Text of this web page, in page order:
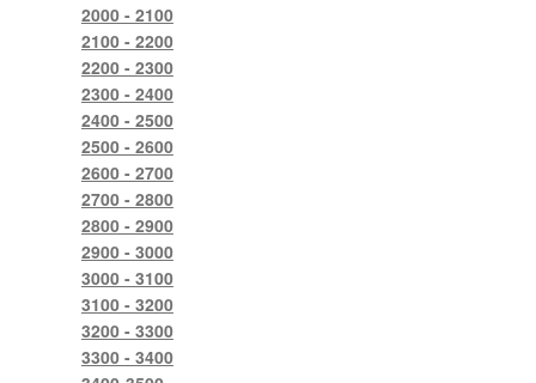
2000 - 2100
2100 - 2200
2200 - 2300
2300 - 2400
2400 - 2500
2500 - 2600
2600 - 2700
2700 - 2800
2800 - 2900
2900 - 3000
3000 - 3100
3100 - 3200
3200 - 3300
3300 - 3400